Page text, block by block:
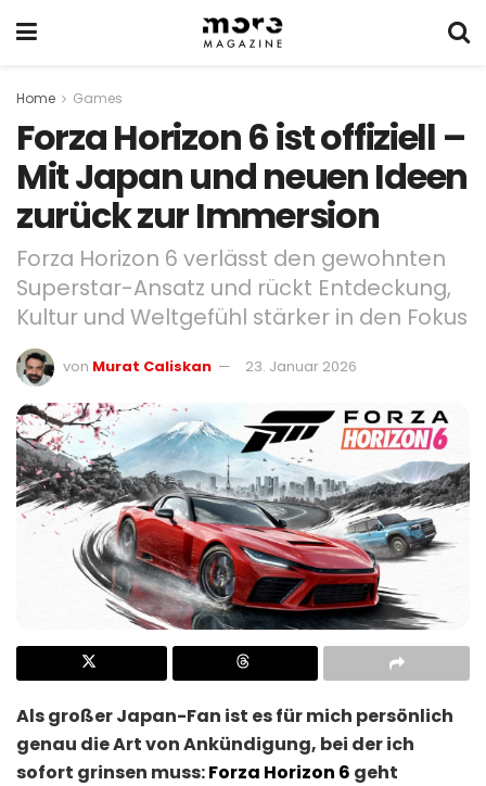
Home Games
Forza Horizon 6 ist offiziell –
Mit Japan und neuen Ideen
zurück zur Immersion
Forza Horizon 6 verlässt den gewohnten
Superstar-Ansatz und rückt Entdeckung,
Kultur und Weltgefühl stärker in den Fokus
von Murat Caliskan 23. Januar 2026
Als großer Japan-Fan ist es für mich persönlich
genau die Art von Ankündigung, bei der ich
sofort grinsen muss:Forza Horizon 6 geht